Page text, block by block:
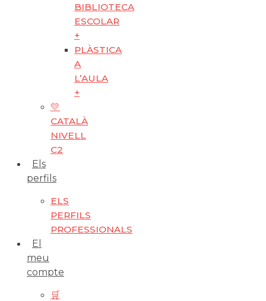
BIBLIOTECA
ESCOLAR
+
PLÀSTICA
A
L’AULA
+
💛
CATALÀ
NIVELL
C2
Els
perfils
ELS
PERFILS
PROFESSIONALS
El
meu
compte
🛒